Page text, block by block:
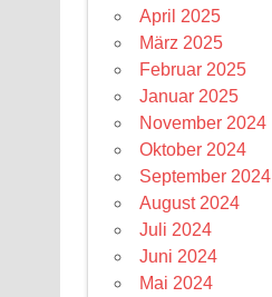
April 2025
März 2025
Februar 2025
Januar 2025
November 2024
Oktober 2024
September 2024
August 2024
Juli 2024
Juni 2024
Mai 2024